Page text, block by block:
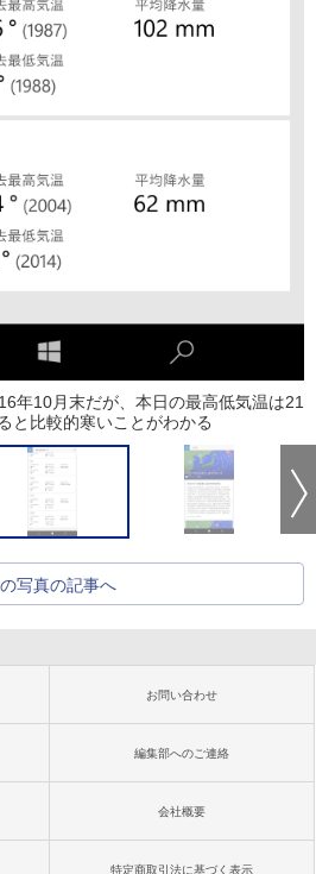
年10月末だが、本日の最高低気温は21
と比較的寒いことがわかる
写真の記事へ
お問い合わせ
編集部へのご連絡
会社概要
特定商取引法に基づく表示